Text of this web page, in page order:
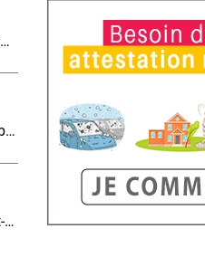
Sécheresse historique : les cours d'eau français atteignent un niveau critique
Cinquième canicule de l’été : un épisode intense, durable et étendu la semaine prochaine
Eclipse J-6 : de combien de degrés la température va-t-elle chuter pendant l'éclipse du 12 août ?